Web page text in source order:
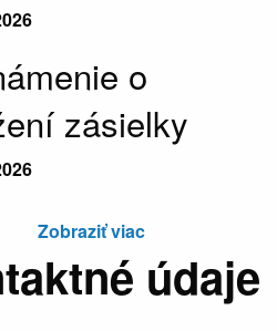
o
zásielky
Zobraziť viac
údaje